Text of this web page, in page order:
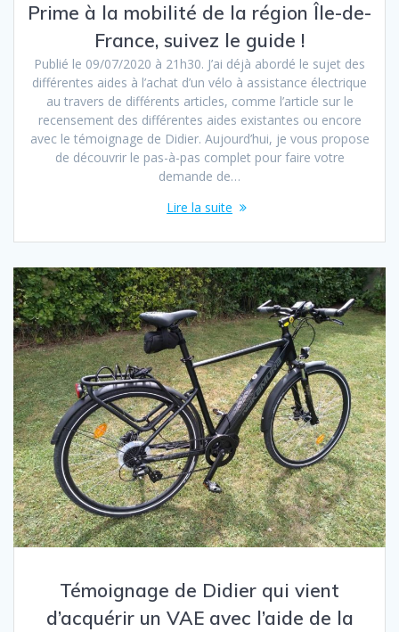
Prime à la mobilité de la région Île-de-
France, suivez le guide !
Publié le 09/07/2020 à 21h30. J’ai déjà abordé le sujet des
différentes aides à l’achat d’un vélo à assistance électrique
au travers de différents articles, comme l’article sur le
recensement des différentes aides existantes ou encore
avec le témoignage de Didier. Aujourd’hui, je vous propose
de découvrir le pas-à-pas complet pour faire votre
demande de…
Lire la suite
Témoignage de Didier qui vient
d’acquérir un VAE avec l’aide de la